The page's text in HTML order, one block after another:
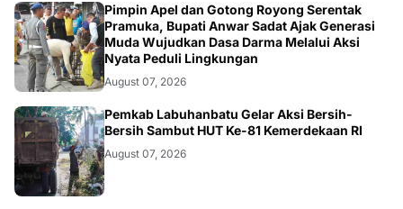
BERITA
Pimpin Apel dan Gotong Royong Serentak
Pramuka, Bupati Anwar Sadat Ajak Generasi
Muda Wujudkan Dasa Darma Melalui Aksi
Nyata Peduli Lingkungan
August 07, 2026
BERITA
Pemkab Labuhanbatu Gelar Aksi Bersih-
Bersih Sambut HUT Ke-81 Kemerdekaan RI
August 07, 2026